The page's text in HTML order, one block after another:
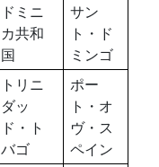
ドミニ
カ共和
国
サン
ト・ド
ミンゴ
トリニ
ダッ
ド・ト
バゴ
ポー
ト・オ
ヴ・ス
ペイン